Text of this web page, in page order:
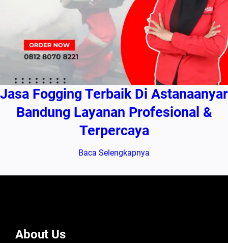
Jasa Fogging Terbaik Di Astanaanyar
Bandung Layanan Profesional &
Terpercaya
Baca Selengkapnya
About Us